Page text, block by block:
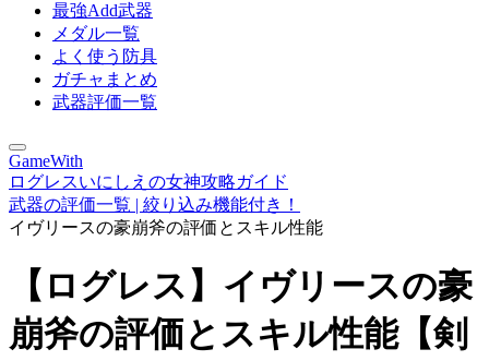
最強Add武器
メダル一覧
よく使う防具
ガチャまとめ
武器評価一覧
GameWith
ログレスいにしえの女神攻略ガイド
武器の評価一覧 | 絞り込み機能付き！
イヴリースの豪崩斧の評価とスキル性能
【ログレス】イヴリースの豪
崩斧の評価とスキル性能【剣